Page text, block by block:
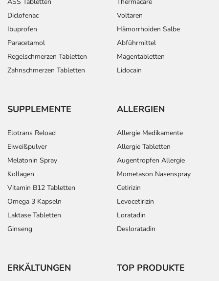
Diclofenac
Ibuprofen
Paracetamol
Regelschmerzen Tabletten
Zahnschmerzen Tabletten
Voltaren
Hämorrhoiden Salbe
Abführmittel
Magentabletten
Lidocain
SUPPLEMENTE
Elotrans Reload
Eiweißpulver
Melatonin Spray
Kollagen
Vitamin B12 Tabletten
Omega 3 Kapseln
Laktase Tabletten
Ginseng
ALLERGIEN
Allergie Medikamente
Allergie Tabletten
Augentropfen Allergie
Mometason Nasenspray
Cetirizin
Levocetirizin
Loratadin
Desloratadin
ERKÄLTUNGEN TOP PRODUKTE